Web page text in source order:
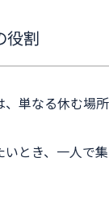
役割
単なる休む場
とき、一人で